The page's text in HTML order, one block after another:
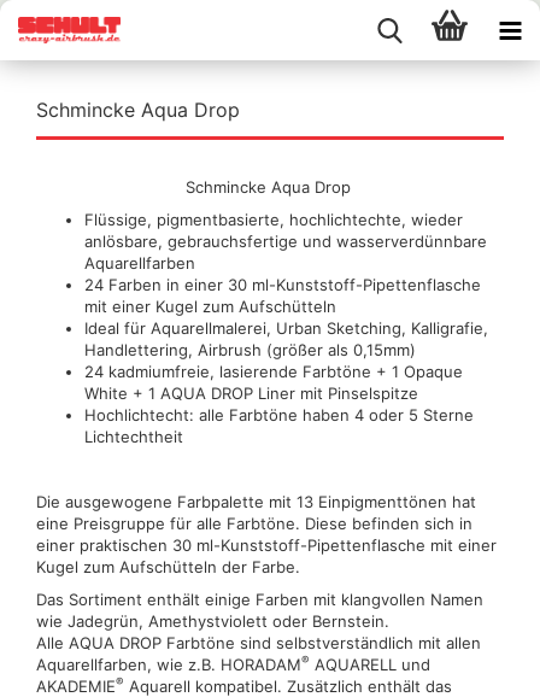
Schmincke Aqua Drop
Schmincke Aqua Drop
Flüssige, pigmentbasierte, hochlichtechte, wieder
anlösbare, gebrauchsfertige und wasserverdünnbare
Aquarellfarben
24 Farben in einer 30 ml-Kunststoff-Pipettenflasche
mit einer Kugel zum Aufschütteln
Ideal für Aquarellmalerei, Urban Sketching, Kalligrafie,
Handlettering, Airbrush (größer als 0,15mm)
24 kadmiumfreie, lasierende Farbtöne + 1 Opaque
White + 1 AQUA DROP Liner mit Pinselspitze
Hochlichtecht: alle Farbtöne haben 4 oder 5 Sterne
Lichtechtheit
Die ausgewogene Farbpalette mit 13 Einpigmenttönen hat
eine Preisgruppe für alle Farbtöne. Diese befinden sich in
einer praktischen 30 ml-Kunststoff-Pipettenflasche mit einer
Kugel zum Aufschütteln der Farbe.
Das Sortiment enthält einige Farben mit klangvollen Namen
wie Jadegrün, Amethystviolett oder Bernstein.
Alle AQUA DROP Farbtöne sind selbstverständlich mit allen
Aquarellfarben, wie z.B. HORADAM® AQUARELL und
AKADEMIE® Aquarell kompatibel. Zusätzlich enthält das